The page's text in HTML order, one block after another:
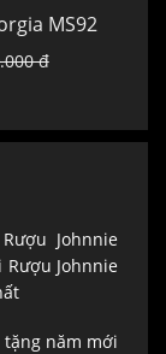
MS92
đ
Johnnie
Rượu Johnnie
tặng năm mới